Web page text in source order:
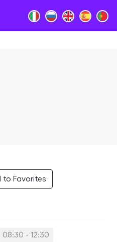
to Favorites
08:30 - 12:30